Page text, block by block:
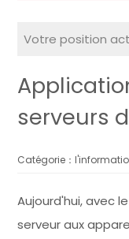
Votre position
serveurs
Catégorie：
Aujourd'hui, avec
serveur aux